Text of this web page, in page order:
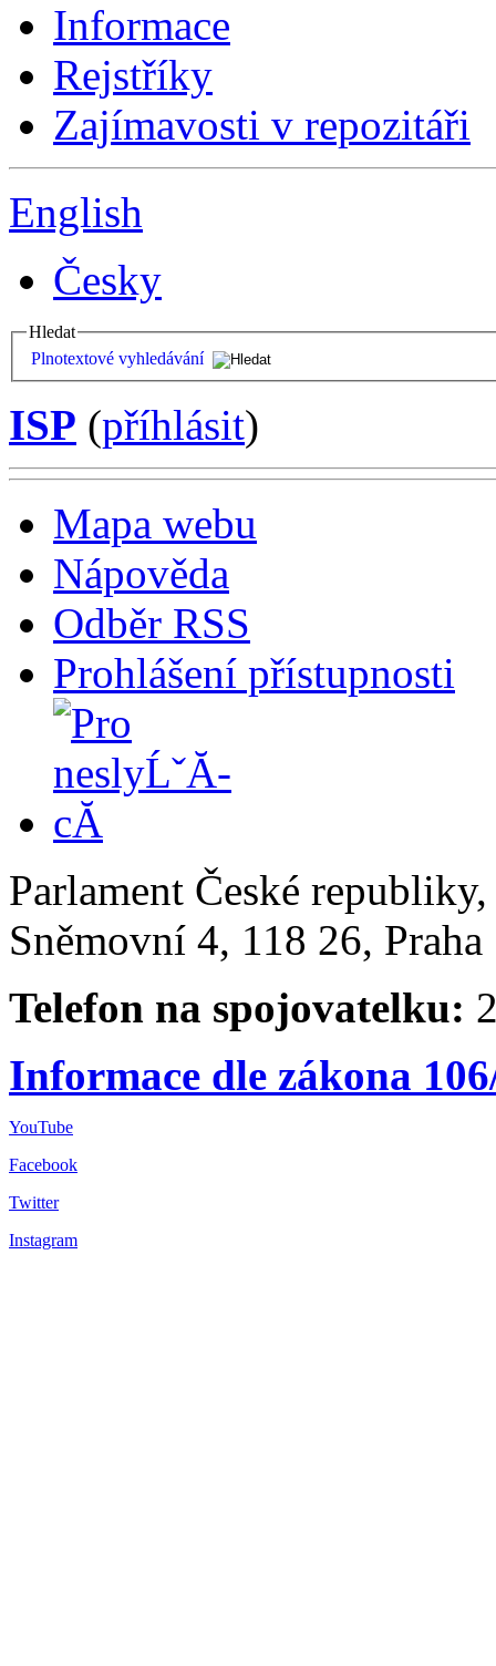
Informace
Rejstříky
Zajímavosti v repozitáři
English
Česky
Hledat
Plnotextové vyhledávání
ISP (příhlásit)
Mapa webu
Nápověda
Odběr RSS
Prohlášení přístupnosti
Parlament České
Sněmovní 4, 118 26,
Telefon na spojovatelku:
Informace dle zákona
YouTube
Facebook
Twitter
Instagram